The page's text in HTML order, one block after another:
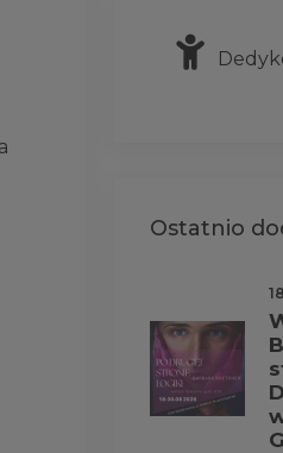
Ostatnio